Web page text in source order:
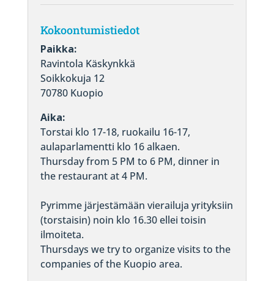
Kokoontumistiedot
Paikka:
Ravintola Käskynkkä
Soikkokuja 12
70780 Kuopio
Aika:
Torstai klo 17-18, ruokailu 16-17,
aulaparlamentti klo 16 alkaen.
Thursday from 5 PM to 6 PM, dinner in
the restaurant at 4 PM.
Pyrimme järjestämään vierailuja yrityksiin
(torstaisin) noin klo 16.30 ellei toisin
ilmoiteta.
Thursdays we try to organize visits to the
companies of the Kuopio area.